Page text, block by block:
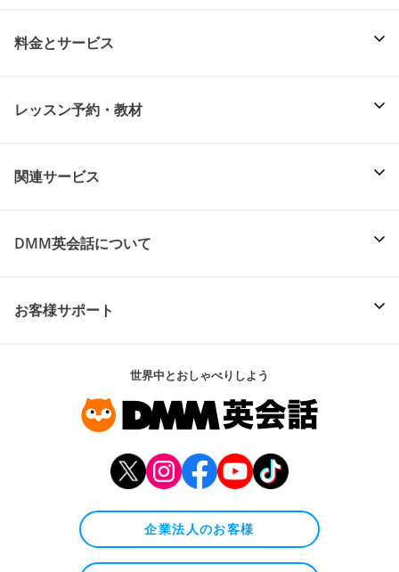
料金とサービス
レッスン予約・教材
関連サービス
DMM英会話について
お客様サポート
世界中とおしゃべりしよう
企業法人のお客様